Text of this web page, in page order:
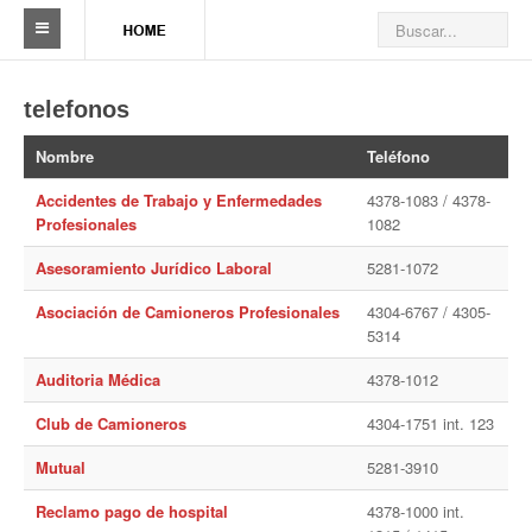
Reseña histórica
Autoridades
Delegaciones
Seccionales
Camioneros solidarios
Galería de Delegaciones y Seccionales
Galería de videos
Videos de prevención
telefonos
Nombre
Teléfono
Accidentes de Trabajo y Enfermedades
Profesionales
4378-1083 / 4378-
1082
Asesoramiento Jurídico Laboral
5281-1072
Asociación de Camioneros Profesionales
4304-6767 / 4305-
5314
Auditoria Médica
4378-1012
Club de Camioneros
4304-1751 int. 123
Mutual
5281-3910
Reclamo pago de hospital
4378-1000 int.